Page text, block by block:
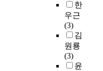
한
우근
(3)
김
원룡
(3)
윤